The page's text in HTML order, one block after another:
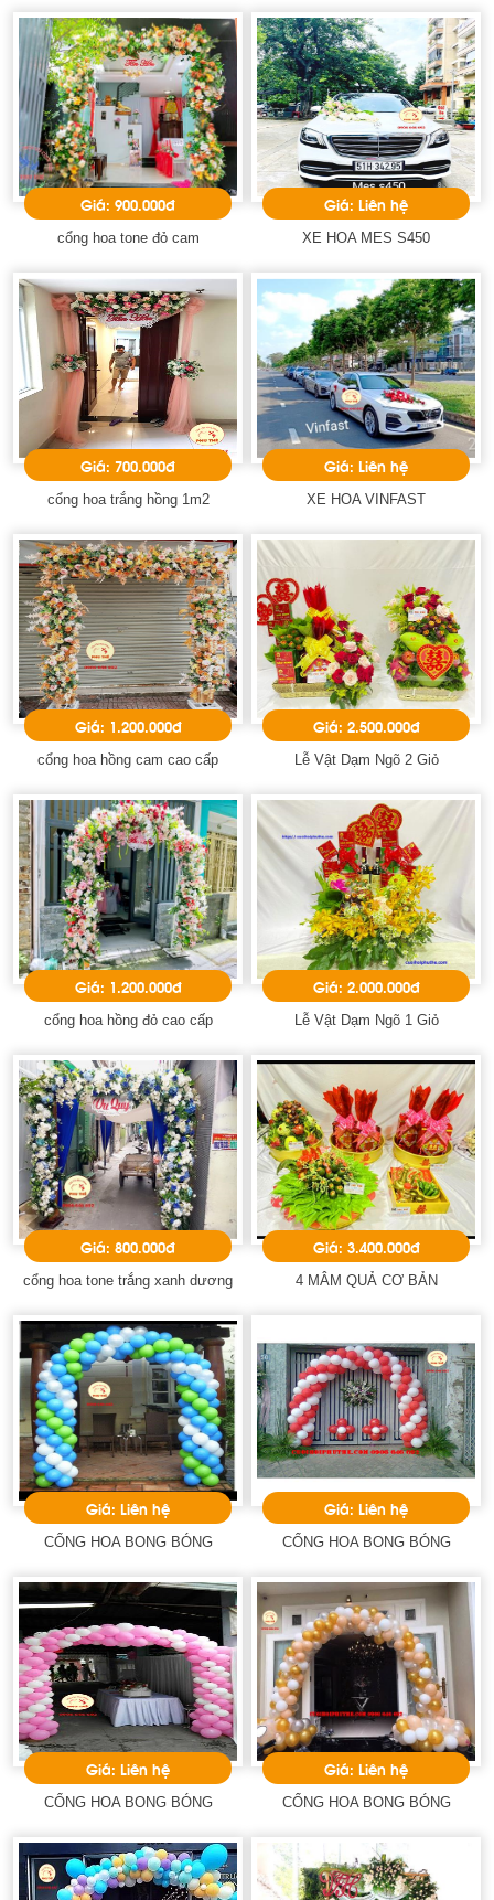
Giá: 900.000đ
cổng hoa tone đỏ cam
Giá: Liên hệ
XE HOA MES S450
Giá: 700.000đ
cổng hoa trắng hồng 1m2
Giá: Liên hệ
XE HOA VINFAST
Giá: 1.200.000đ
cổng hoa hồng cam cao cấp
Giá: 2.500.000đ
Lễ Vật Dạm Ngõ 2 Giỏ
Giá: 1.200.000đ
cổng hoa hồng đỏ cao cấp
Giá: 2.000.000đ
Lễ Vật Dạm Ngõ 1 Giỏ
Giá: 800.000đ
cổng hoa tone trắng xanh dương
Giá: 3.400.000đ
4 MÂM QUẢ CƠ BẢN
Giá: Liên hệ
CỔNG HOA BONG BÓNG
Giá: Liên hệ
CỔNG HOA BONG BÓNG
Giá: Liên hệ
CỔNG HOA BONG BÓNG
Giá: Liên hệ
CỔNG HOA BONG BÓNG